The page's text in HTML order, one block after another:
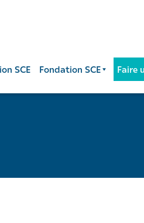
SCE Fondation SCE Faire